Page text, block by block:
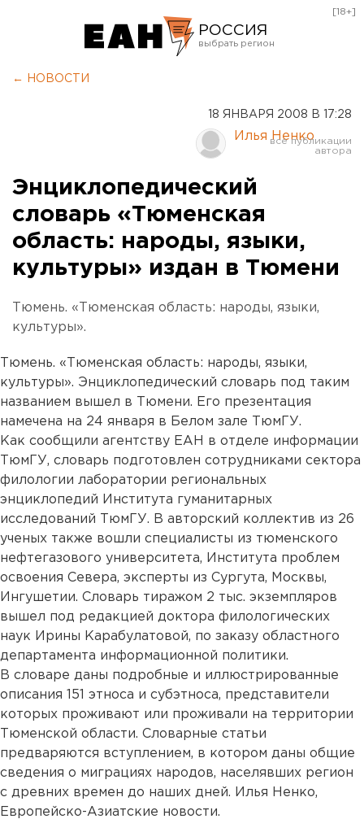
РОССИЯ
Курган
Оренбург
[18+]
← НОВОСТИ
18 ЯНВАРЯ 2008 В 17:28
Илья Ненко
Энциклопедический
словарь «Тюменская
область: народы, языки,
культуры» издан в Тюмени
Тюмень. «Тюменская область: народы, языки,
культуры».
Тюмень. «Тюменская область: народы, языки,
культуры». Энциклопедический словарь под таким
названием вышел в Тюмени. Его презентация
намечена на 24 января в Белом зале ТюмГУ.
Как сообщили агентству ЕАН в отделе информации
ТюмГУ, словарь подготовлен сотрудниками сектора
филологии лаборатории региональных
энциклопедий Института гуманитарных
исследований ТюмГУ. В авторский коллектив из 26
ученых также вошли специалисты из тюменского
нефтегазового университета, Института проблем
освоения Севера, эксперты из Сургута, Москвы,
Ингушетии. Словарь тиражом 2 тыс. экземпляров
вышел под редакцией доктора филологических
наук Ирины Карабулатовой, по заказу областного
департамента информационной политики.
В словаре даны подробные и иллюстрированные
описания 151 этноса и субэтноса, представители
которых проживают или проживали на территории
Тюменской области. Словарные статьи
предваряются вступлением, в котором даны общие
сведения о миграциях народов, населявших регион
с древних времен до наших дней. Илья Ненко,
Европейско-Азиатские новости.